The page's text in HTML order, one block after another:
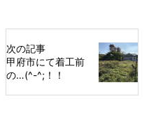
次の記事
甲府市にて着工前
の…(^-^;！！